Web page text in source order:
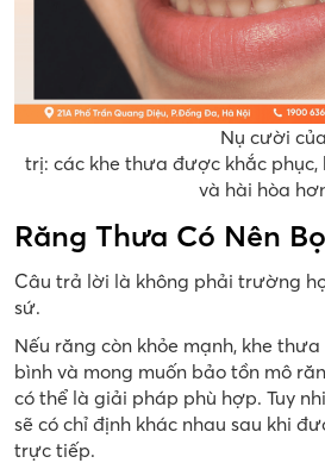
Nụ cười của khách
trị: các khe thưa được khắc phục,
và hài hòa
Răng Thưa Có Nên
Câu trả lời là không phải trường
sứ.
Nếu răng còn khỏe mạnh, khe
bình và mong muốn bảo tồn mô
có thể là giải pháp phù hợp. Tuy
sẽ có chỉ định khác nhau sau khi
trực tiếp.